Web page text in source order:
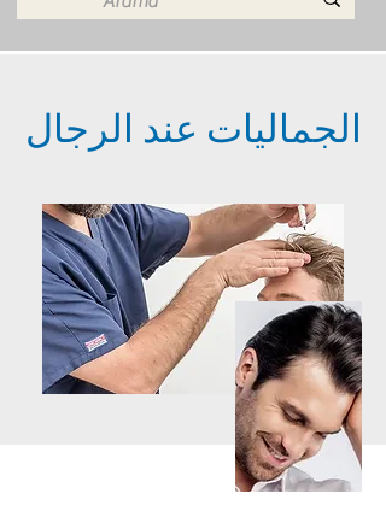
الجماليات عند الرجال